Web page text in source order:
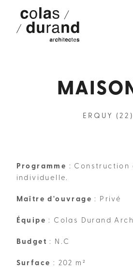
ERQUY (22)
Programme : Construction
individuelle.
Maître d'ouvrage : Privé
Équipe : Colas Durand
Budget : N.C
Surface : 202 m²